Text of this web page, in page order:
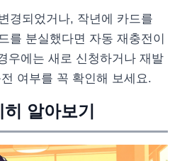
경되었거나, 작년에 카드를
를 분실했다면 자동 재충전이
우에는 새로 신청하거나 재발
여부를 꼭 확인해 보세요.
알아보기